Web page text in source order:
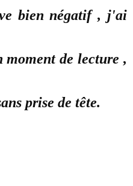
bien négatif , j'ai
moment de lecture ,
prise de tête.